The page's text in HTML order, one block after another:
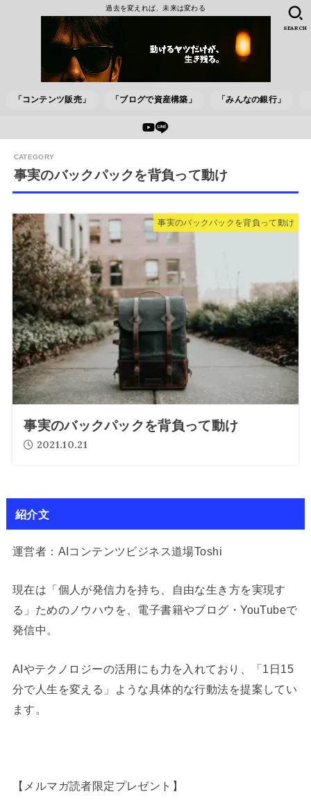
過去を変えれば、未来は変わる
「コンテンツ販売」 「ブログで資産構築」 「みんなの銀行」
SEARCH
事実のバックパックを背負って動け
事実のバックパックを背負って動け
事実のバックパックを背負って動け
2021.10.21
紹介文
運営者：AIコンテンツビジネス道場Toshi
現在は「個人が発信力を持ち、自由な生き方を実現す
る」ためのノウハウを、電子書籍やブログ・YouTubeで
発信中。
AIやテクノロジーの活用にも力を入れており、「1日15
分で人生を変える」ような具体的な行動法を提案してい
ます。
【メルマガ読者限定プレゼント】